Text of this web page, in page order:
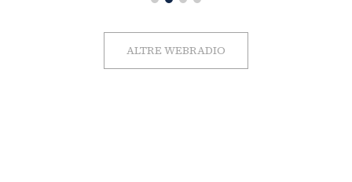
ALTRE WEBRADIO